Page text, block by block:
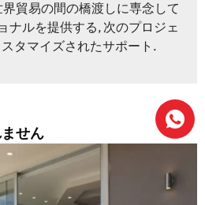
貿易の間の橋渡しに専念して
ナルを提供する, 次のプロジェ
タマイズされたサポート.
せん